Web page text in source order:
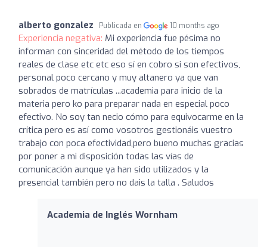
alberto gonzalez Publicada en 10 months ago
Experiencia negativa: Mi experiencia fue pésima no
informan con sinceridad del método de los tiempos
reales de clase etc etc eso sí en cobro si son efectivos,
personal poco cercano y muy altanero ya que van
sobrados de matrículas ...academia para inicio de la
materia pero ko para preparar nada en especial poco
efectivo. No soy tan necio cómo para equivocarme en la
crítica pero es así como vosotros gestionáis vuestro
trabajo con poca efectividad,pero bueno muchas gracias
por poner a mi disposición todas las vías de
comunicación aunque ya han sido utilizados y la
presencial también pero no dais la talla . Saludos
Academia de Inglés Wornham